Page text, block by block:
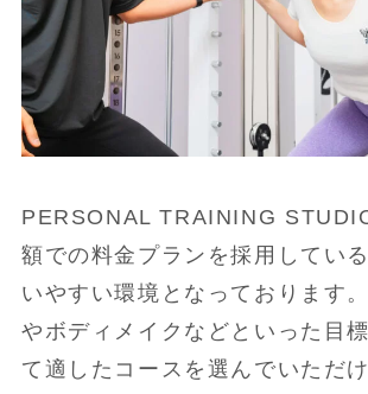
PERSONAL TRAINING
額での料金プランを採用してい
いやすい環境となっております
やボディメイクなどといった目
て適したコースを選んでいただ